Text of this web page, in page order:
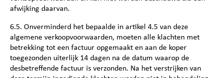
afwijking daarvan.
6.5. Onverminderd het bepaalde in artikel 4.5 van deze
algemene verkoopvoorwaarden, moeten alle klachten met
betrekking tot een factuur opgemaakt en aan de koper
toegezonden uiterlijk 14 dagen na de datum waarop de
desbetreffende factuur is verzonden. Na het verstrijken van